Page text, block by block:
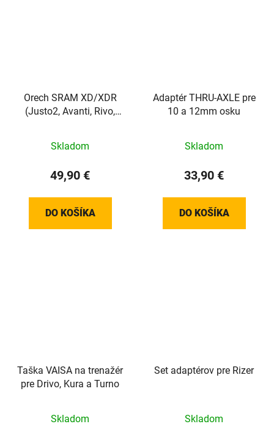
Orech SRAM XD/XDR
(Justo2, Avanti, Rivo,
Skladom
49,90 €
DO KOŠÍKA
Adaptér THRU-AXLE pre
10 a 12mm osku
Skladom
33,90 €
DO KOŠÍKA
Taška VAISA na trenažér
pre Drivo, Kura a Turno
Skladom
Set adaptérov pre Rizer
Skladom